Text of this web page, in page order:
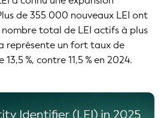
de 355 000 nouveaux LEI ont
total de LEI actifs à plus
représente un fort taux de
%, contre 11,5 % en 2024.